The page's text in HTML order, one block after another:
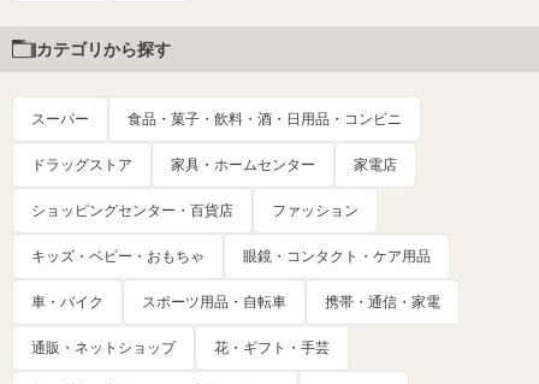
カテゴリから探す
スーパー 食品・菓子・飲料・酒・日用品・コンビニ
ドラッグストア 家具・ホームセンター 家電店
ショッピングセンター・百貨店 ファッション
キッズ・ベビー・おもちゃ 眼鏡・コンタクト・ケア用品
車・バイク スポーツ用品・自転車 携帯・通信・家電
通販・ネットショップ 花・ギフト・手芸